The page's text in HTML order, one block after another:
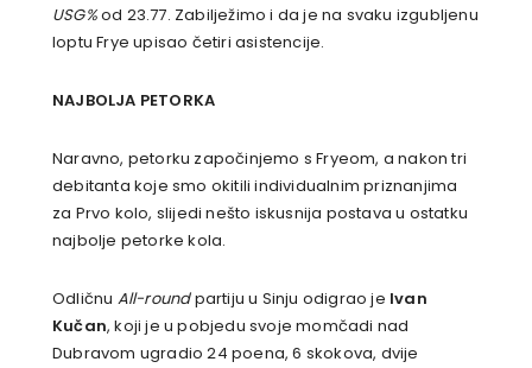
USG%od 23.77. Zabilježimo i da je na svaku izgubljenu
loptu Frye upisao četiri asistencije.
NAJBOLJA PETORKA
Naravno, petorku započinjemo s Fryeom, a nakon tri
debitanta koje smo okitili individualnim priznanjima
za Prvo kolo, slijedi nešto iskusnija postava u ostatku
najbolje petorke kola.
Odličnu All-roundpartiju u Sinju odigrao je Ivan
Kučan, koji je u pobjedu svoje momčadi nad
Dubravom ugradio 24 poena, 6 skokova, dvije